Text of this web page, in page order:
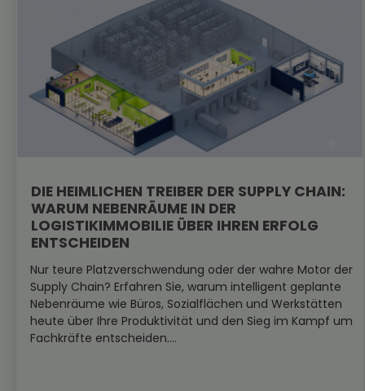
DIE HEIMLICHEN TREIBER DER SUPPLY CHAIN:
WARUM NEBENRÄUME IN DER
LOGISTIKIMMOBILIE ÜBER IHREN ERFOLG
ENTSCHEIDEN
Nur teure Platzverschwendung oder der wahre Motor der
Supply Chain? Erfahren Sie, warum intelligent geplante
Nebenräume wie Büros, Sozialflächen und Werkstätten
heute über Ihre Produktivität und den Sieg im Kampf um
Fachkräfte entscheiden....